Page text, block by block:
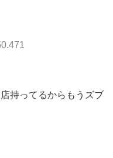
持ってるからもうズブ